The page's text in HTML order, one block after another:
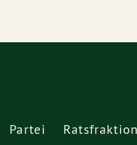
Partei Ratsfraktion